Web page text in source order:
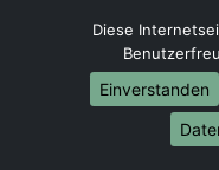
Umzug von
Umzug von
Umzug von
Umzug von
Umzug von
Diese
Einverstanden